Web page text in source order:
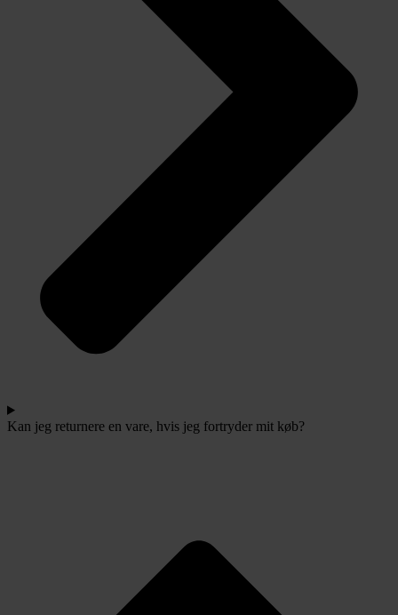
Kan jeg returnere en vare, hvis jeg fortryder mit køb?